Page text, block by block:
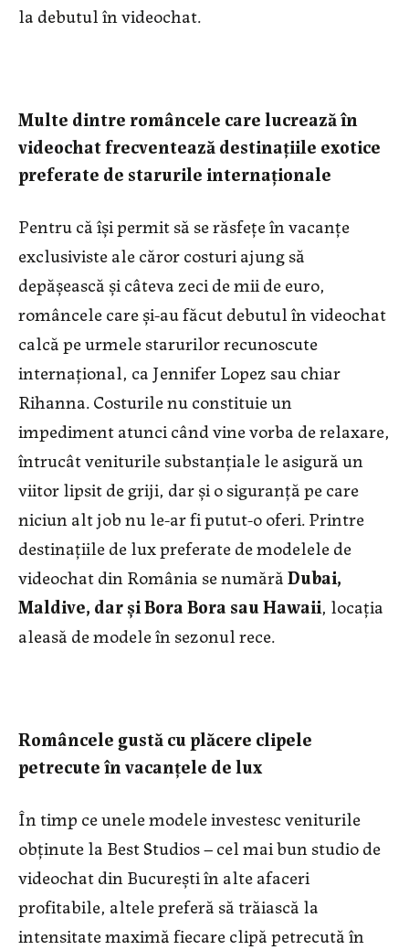
la debutul în videochat.
Multe dintre româncele care lucrează în
videochat frecventează destinațiile exotice
preferate de starurile internaționale
Pentru că își permit să se răsfețe în vacanțe
exclusiviste ale căror costuri ajung să
depășească și câteva zeci de mii de euro,
româncele care și-au făcut debutul în videochat
calcă pe urmele starurilor recunoscute
internațional, ca Jennifer Lopez sau chiar
Rihanna. Costurile nu constituie un
impediment atunci când vine vorba de relaxare,
întrucât veniturile substanțiale le asigură un
viitor lipsit de griji, dar și o siguranță pe care
niciun alt job nu le-ar fi putut-o oferi. Printre
destinațiile de lux preferate de modelele de
videochat din România se numărăDubai,
Maldive, dar și Bora Bora sau Hawaii, locația
aleasă de modele în sezonul rece.
Româncele gustă cu plăcere clipele
petrecute în vacanțele de lux
În timp ce unele modele investesc veniturile
obținute la Best Studios – cel mai bun studio de
videochat din București în alte afaceri
profitabile, altele preferă să trăiască la
intensitate maximă fiecare clipă petrecută în